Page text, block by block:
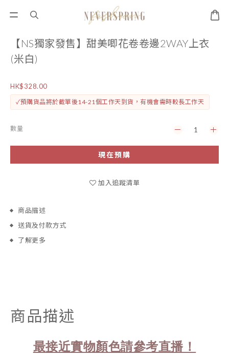
【NS獨家發售】甜美唧花卷卷邊2WAY上衣
(米白)
HK$328.00
✓預購貨品將於截單後14-21個工作天到貨，有機會需時較長工作天
數量
現在預購
加入追蹤清單
商品描述
送貨及付款方式
了解更多
商品描述
最接近實物顏色請參考直播！